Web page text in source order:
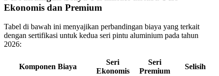
Ekonomis dan Premium
Tabel di bawah ini menyajikan perbandingan biaya yang terkait
dengan sertifikasi untuk kedua seri pintu aluminium pada tahun
2026:
Komponen Biaya
Seri
Ekonomis
Seri
Premium
Selisih